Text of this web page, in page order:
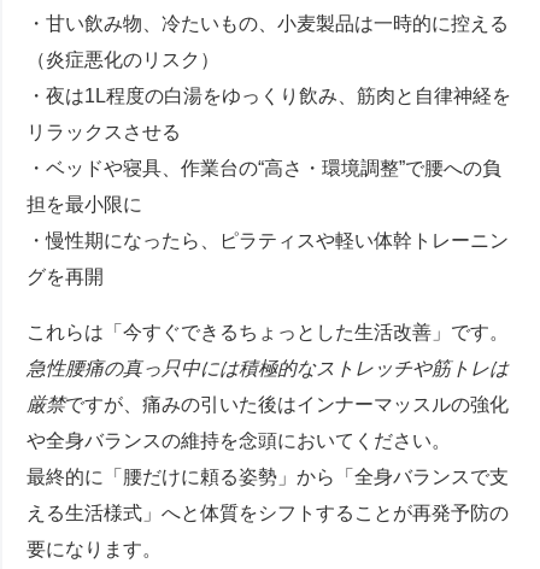
・甘い飲み物、冷たいもの、小麦製品は一時的に控える
（炎症悪化のリスク）
・夜は1L程度の白湯をゆっくり飲み、筋肉と自律神経を
リラックスさせる
・ベッドや寝具、作業台の“高さ・環境調整”で腰への負
担を最小限に
・慢性期になったら、ピラティスや軽い体幹トレーニン
グを再開
これらは「今すぐできるちょっとした生活改善」です。
急性腰痛の真っ只中には積極的なストレッチや筋トレは
厳禁ですが、痛みの引いた後はインナーマッスルの強化
や全身バランスの維持を念頭においてください。
最終的に「腰だけに頼る姿勢」から「全身バランスで支
える生活様式」へと体質をシフトすることが再発予防の
要になります。